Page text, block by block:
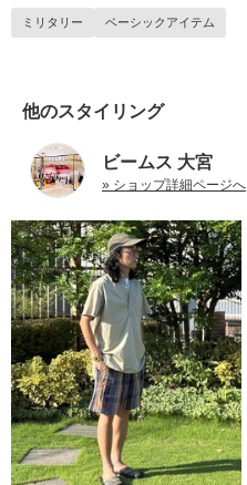
ミリタリー ベーシックアイテム
他のスタイリング
ビームス 大宮
» ショップ詳細ページへ